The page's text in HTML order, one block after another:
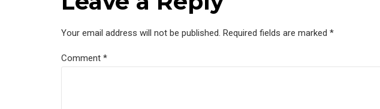
Your email address will not be published. Required fields are marked *
Comment *